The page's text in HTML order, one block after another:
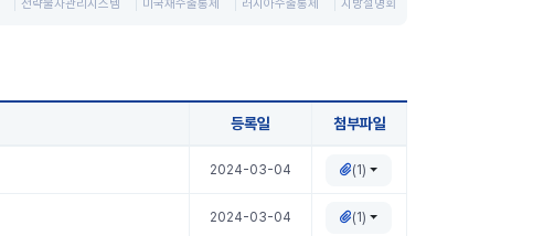
전략물자관리시스템 미국재수출통제 러시아수출통제 지방설명회
등록일 첨부파일
2024-03-04 (1)
2024-03-04 (1)